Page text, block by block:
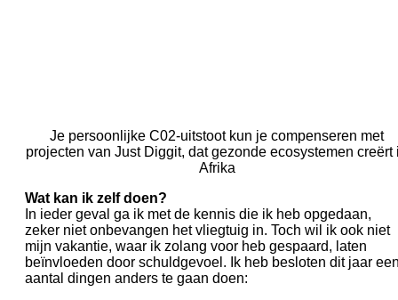
Je persoonlijke C02-uitstoot kun je compenseren met
projecten van Just Diggit, dat gezonde ecosystemen creërt
Afrika
Wat kan ik zelf doen?
In ieder geval ga ik met de kennis die ik heb opgedaan,
zeker niet onbevangen het vliegtuig in. Toch wil ik ook niet
mijn vakantie, waar ik zolang voor heb gespaard, laten
beïnvloeden door schuldgevoel. Ik heb besloten dit jaar
aantal dingen anders te gaan doen: